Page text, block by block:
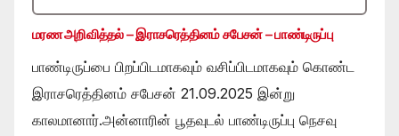
மரண அறிவித்தல் – இராசரெத்தினம் சபேசன் – பாண்டிருப்பு
பாண்டிருப்பை பிறப்பிடமாகவும் வசிப்பிடமாகவும் கொண்ட
இராசரெத்தினம் சபேசன் 21.09.2025 இன்று
காலமானார்.அன்னாரின் பூதவுடல் பாண்டிருப்பு நெசவு